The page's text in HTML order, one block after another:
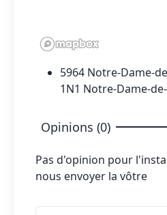
5964 Notre-Dame-
1N1 Notre-Dame-
Opinions (0)
Pas d'opinion pour
nous envoyer la vôtre